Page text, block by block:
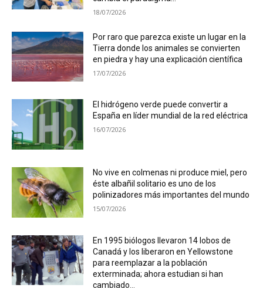
18/07/2026
Por raro que parezca existe un lugar en la
Tierra donde los animales se convierten
en piedra y hay una explicación científica
17/07/2026
El hidrógeno verde puede convertir a
España en líder mundial de la red eléctrica
16/07/2026
No vive en colmenas ni produce miel, pero
éste albañil solitario es uno de los
polinizadores más importantes del mundo
15/07/2026
En 1995 biólogos llevaron 14 lobos de
Canadá y los liberaron en Yellowstone
para reemplazar a la población
exterminada; ahora estudian si han
cambiado...